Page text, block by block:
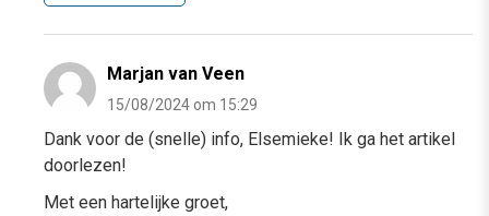
Marjan van Veen
15/08/2024 om 15:29
Dank voor de (snelle) info, Elsemieke! Ik ga het artikel
doorlezen!
Met een hartelijke groet,